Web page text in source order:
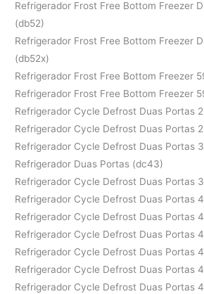
Refrigerador Frost Free Bottom Freezer
(db52)
Refrigerador Frost Free Bottom Freezer
(db52x)
Refrigerador Frost Free Bottom Freezer
Refrigerador Frost Free Bottom Freezer
Refrigerador Cycle Defrost Duas Portas
Refrigerador Cycle Defrost Duas Portas
Refrigerador Cycle Defrost Duas Portas
Refrigerador Duas Portas (dc43)
Refrigerador Cycle Defrost Duas Portas
Refrigerador Cycle Defrost Duas Portas
Refrigerador Cycle Defrost Duas Portas
Refrigerador Cycle Defrost Duas Portas
Refrigerador Cycle Defrost Duas Portas
Refrigerador Cycle Defrost Duas Portas
Refrigerador Cycle Defrost Duas Portas